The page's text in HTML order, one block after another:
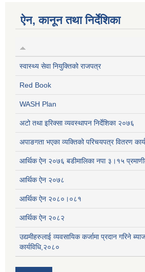
ऐन, कानून तथा निर्देशिका
स्वास्थ्य सेवा नियुक्तिको राजपत्र
Red Book
WASH Plan
अटो तथा इरिक्सा व्यवस्थापन निर्देशिका २०७६
अपाङगता भएका व्यक्तिको परिचयपत्र वितरण
आर्थिक ऐन २०७६ बडीमालिका नपा ३।१५
आर्थिक ऐन २०७८
आर्थिक ऐन २०८०।०८१
आर्थिक ऐन २०८२
उद्यमीहरुलाई व्यवसायिक कर्जामा प्रदान गरिने
कार्यविधि,२०८०